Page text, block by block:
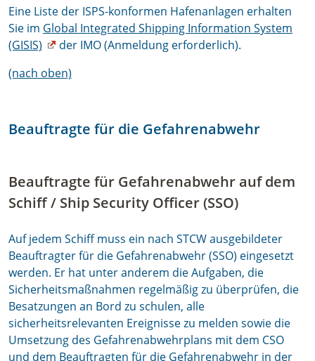
Eine Liste der ISPS-konformen Hafenanlagen erhalten
Sie im Global Integrated Shipping Information System
(GISIS)
der IMO (Anmeldung erforderlich).
(nach oben)
Beauftragte für die Gefahrenabwehr
Beauftragte für Gefahrenabwehr auf dem
Schiff / Ship Security Officer (SSO)
Auf jedem Schiff muss ein nach STCW ausgebildeter
Beauftragter für die Gefahrenabwehr (SSO) eingesetzt
werden. Er hat unter anderem die Aufgaben, die
Sicherheitsmaßnahmen regelmäßig zu überprüfen, die
Besatzungen an Bord zu schulen, alle
sicherheitsrelevanten Ereignisse zu melden sowie die
Umsetzung des Gefahrenabwehrplans mit dem CSO
und dem Beauftragten für die Gefahrenabwehr in der